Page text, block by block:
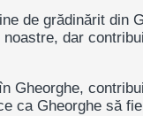
de grădinărit din
dar
Gheorghe,
ca Gheorghe să